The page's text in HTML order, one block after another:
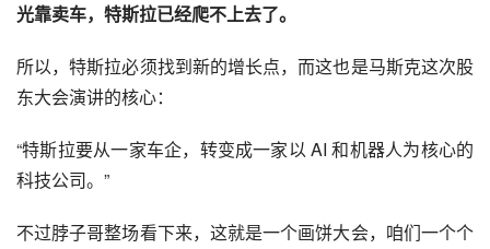
光靠卖车，特斯拉已经爬不上去了。
所以，特斯拉必须找到新的增长点，而这也是马斯克这次股
东大会演讲的核心：
“特斯拉要从一家车企，转变成一家以 AI 和机器人为核心的
科技公司。”
不过脖子哥整场看下来，这就是一个画饼大会，咱们一个个